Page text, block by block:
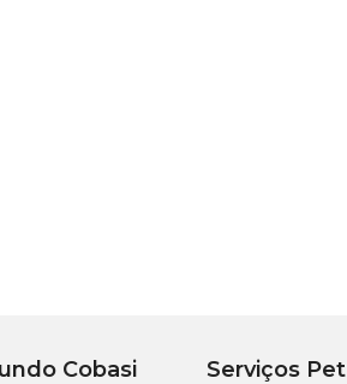
Cobasi Serviços Pet